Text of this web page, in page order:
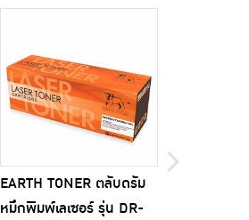
EARTH TONER ตลับดรัม
หมึกพิมพ์เลเซอร์ รุ่น DR-